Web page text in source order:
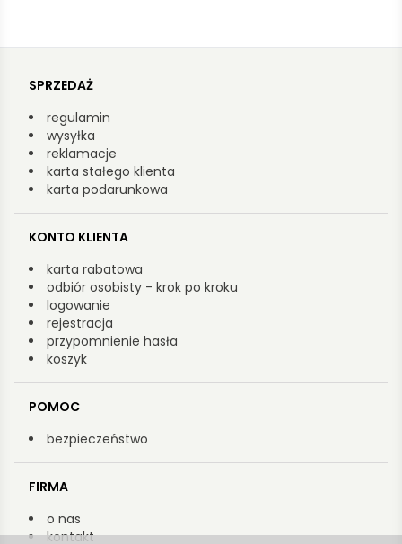
SPRZEDAŻ
regulamin
wysyłka
reklamacje
karta stałego klienta
karta podarunkowa
KONTO KLIENTA
karta rabatowa
odbiór osobisty - krok po kroku
logowanie
rejestracja
przypomnienie hasła
koszyk
POMOC
bezpieczeństwo
FIRMA
o nas
kontakt